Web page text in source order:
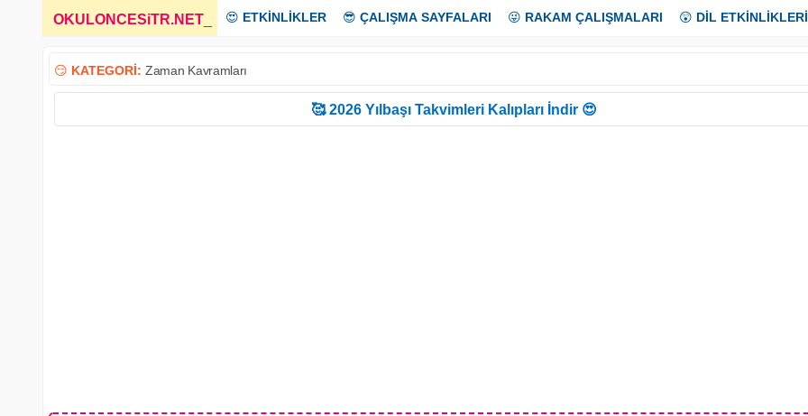
OKULONCESiTR.NET 😍 ETKİNLİKLER 😎 ÇALIŞMA SAYFALARI 😜 RAKAM ÇALIŞMALARI 😲 DİL ETKİNLİKLERİ
😏 KATEGORİ: Zaman Kavramları
🥰 2026 Yılbaşı Takvimleri Kalıpları İndir 😍